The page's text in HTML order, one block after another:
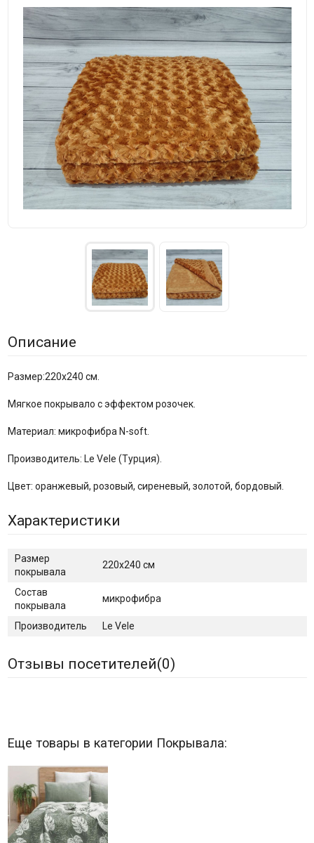
Описание
Размер:220х240 см.
Мягкое покрывало с эффектом розочек.
Материал: микрофибра N-soft.
Производитель: Le Vele (Турция).
Цвет: оранжевый, розовый, сиреневый, золотой, бордовый.
Характеристики
Размер
покрывала
220х240 см
Состав
покрывала
микрофибра
Производитель Le Vele
Отзывы посетителей(0)
Еще товары в категории Покрывала: